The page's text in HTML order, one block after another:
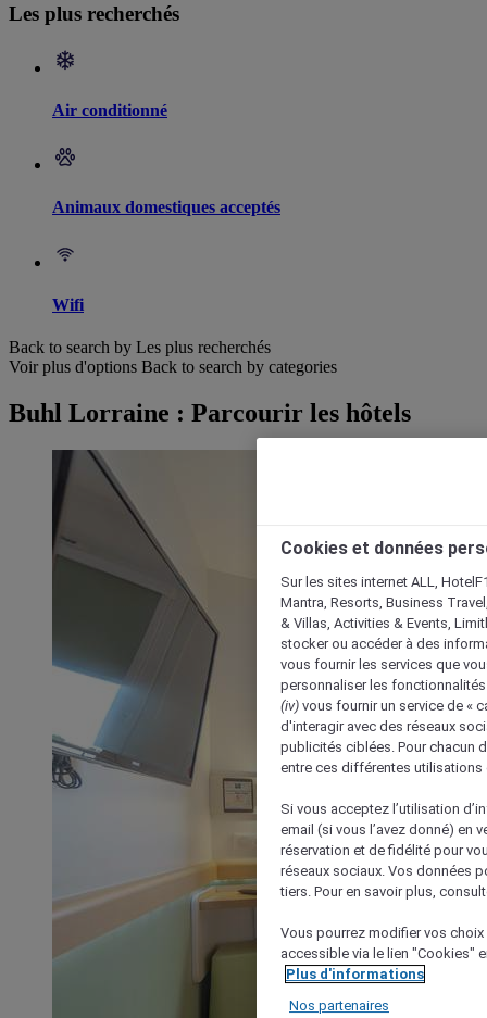
Les plus recherchés
Air conditionné
Animaux domestiques acceptés
Wifi
Back to search by Les plus recherchés
Voir plus d'options Back to search by categories
Buhl Lorraine : Parcourir les hôtels
Cookies et données
Sur les sites internet ALL,
Mantra, Resorts, Business
& Villas, Activities & Events,
stocker ou accéder à des
vous fournir les services que
personnaliser les
(iv) vous fournir un service de «
d'interagir avec des réseaux
publicités ciblées. Pour chacun
entre ces différentes utilisations
Si vous acceptez l’utilisation
email (si vous l’avez donné) en
réservation et de fidélité pour
réseaux sociaux. Vos données
tiers. Pour en savoir plus,
Vous pourrez modifier vos
accessible via le lien "Cookies"
Plus d'informations
Nos partenaires